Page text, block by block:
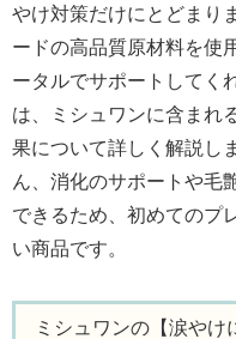
やけ対策だけにとどまり
ードの高品質原材料を使
ータルでサポートしてく
は、ミシュワンに含まれ
果について詳しく解説し
ん、消化のサポートや毛
できるため、初めてのプ
い商品です。
ミシュワンの【涙やけ